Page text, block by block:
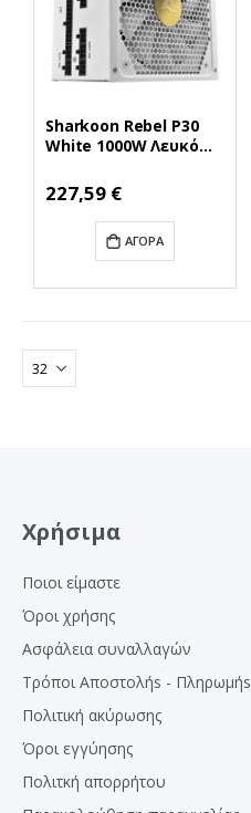
Sharkoon Rebel P30
White 1000W Λευκό
Υπολογιστή Full
Modular 80 Plus Gold
(REBELP30G1000WH)
(SHRREBELP30G1000W
Ειδική
Τιμή
227,59 €
ΑΓΟΡΆ
Χρήσιμα
Ποιοι είμαστε
Όροι χρήσης
Ασφάλεια συναλλαγών
Τρόποι Αποστολήs - Πληρωμήs
Πολιτική ακύρωσης
Όροι εγγύησης
Πολιτκή απορρήτου